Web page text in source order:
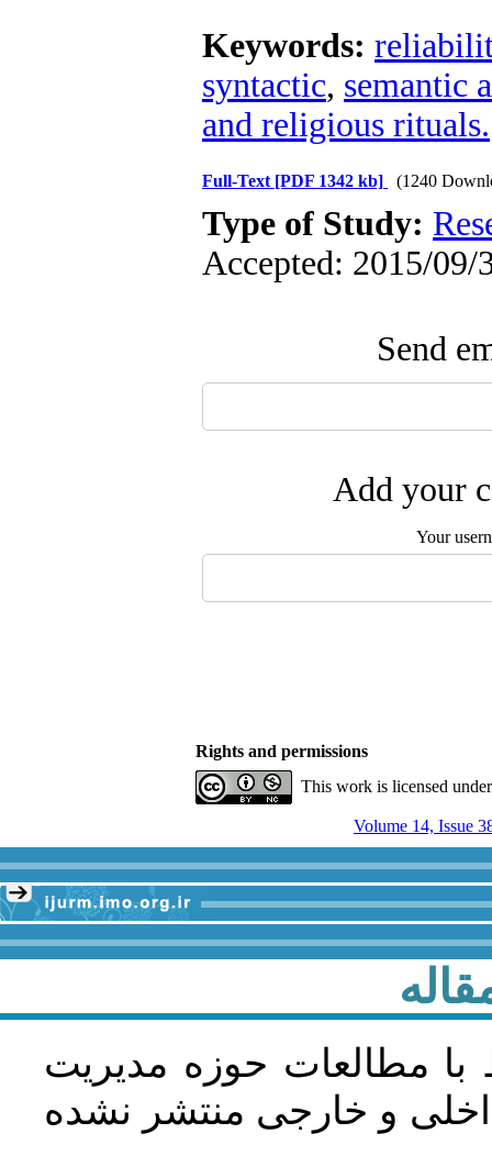
Keywords:
syntactic, semantic
and religious rituals.
Full-Text [PDF 1342 kb] (1240
Type of Study:
Accepted: 2015/09/
Send
Add your
Your
Rights and permissions
This work is licensed
Volume 14, Issue
با مطالعات حوزه مديريت
و خارجی منتشر نشده